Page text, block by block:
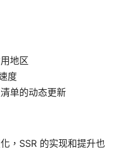
地区
度
单的动态更新
，SSR 的实现和提升也